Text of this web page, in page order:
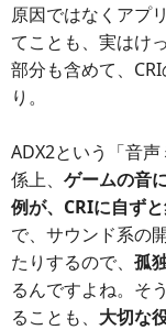
原因ではなくアプ
てことも、実はけ
部分も含めて、
り。
ADX2という「音
係上、 ゲームの音
例が、CRIに自ずと
で、サウンド系の
たりするので、 孤
るんですよね。そ
ることも、 大切な